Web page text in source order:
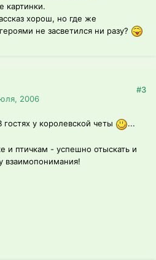
картинки.
хорош, но где же
не засветился ни разу?
2006
#3
у королевской четы ...
и птичкам - успешно отыскать и
взаимопонимания!